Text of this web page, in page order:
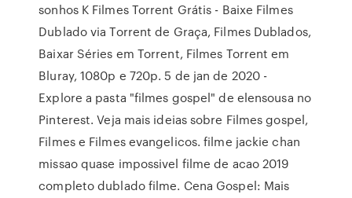
sonhos K Filmes Torrent Grátis - Baixe Filmes
Dublado via Torrent de Graça, Filmes Dublados,
Baixar Séries em Torrent, Filmes Torrent em
Bluray, 1080p e 720p. 5 de jan de 2020 -
Explore a pasta "filmes gospel" de elensousa no
Pinterest. Veja mais ideias sobre Filmes gospel,
Filmes e Filmes evangelicos. filme jackie chan
missao quase impossivel filme de acao 2019
completo dublado filme. Cena Gospel: Mais